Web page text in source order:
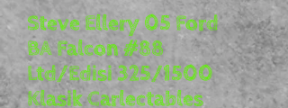
Steve Ellery 05 Ford
BA Falcon #88
Ltd/Edisi 325/1500
Klasik Carlectables